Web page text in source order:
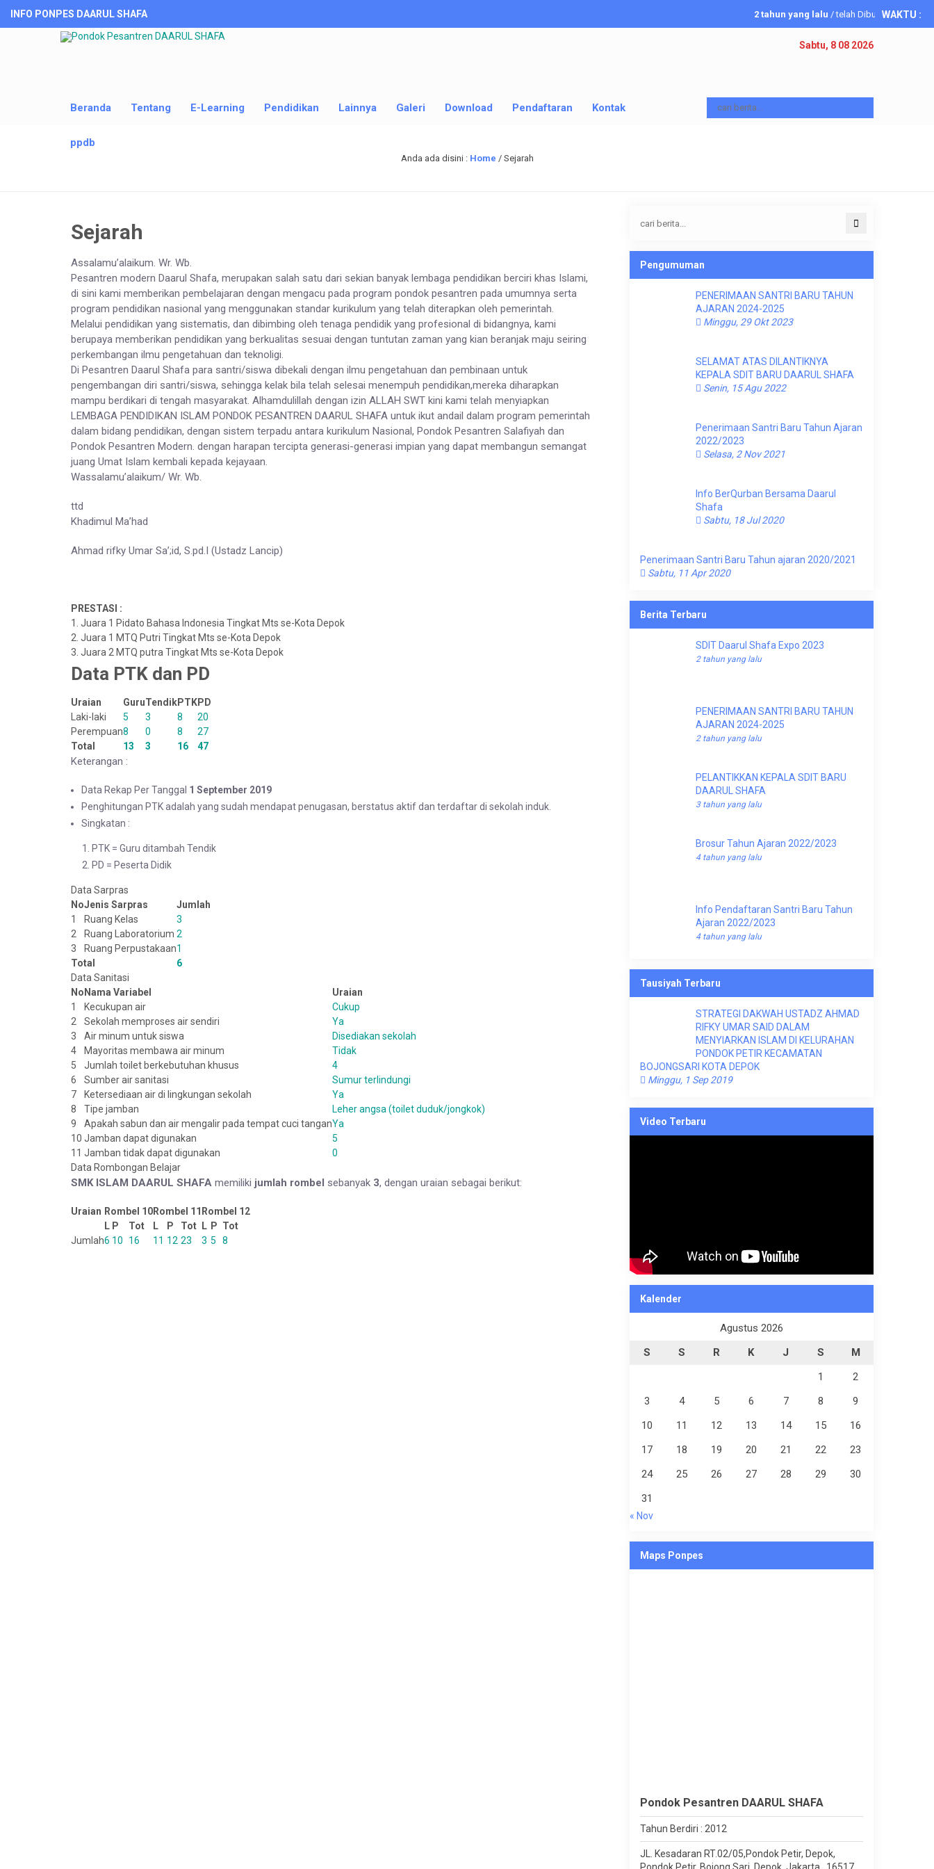
INFO PONPES DAARUL SHAFA 2 tahun yang lalu/ telah Dibuka Investasi Akhirat
WAKTU :
Sabtu, 8 08 2026
Beranda Tentang E-Learning Pendidikan Lainnya Galeri Download Pendaftaran Kontak
ppdb
Anda ada disini : Home / Sejarah
Sejarah
Assalamu’alaikum. Wr. Wb.
Pesantren modern Daarul Shafa, merupakan salah satu dari sekian banyak lembaga pendidikan berciri khas Islami,
di sini kami memberikan pembelajaran dengan mengacu pada program pondok pesantren pada umumnya serta
program pendidikan nasional yang menggunakan standar kurikulum yang telah diterapkan oleh pemerintah.
Melalui pendidikan yang sistematis, dan dibimbing oleh tenaga pendidik yang profesional di bidangnya, kami
berupaya memberikan pendidikan yang berkualitas sesuai dengan tuntutan zaman yang kian beranjak maju seiring
perkembangan ilmu pengetahuan dan teknoligi.
Di Pesantren Daarul Shafa para santri/siswa dibekali dengan ilmu pengetahuan dan pembinaan untuk
pengembangan diri santri/siswa, sehingga kelak bila telah selesai menempuh pendidikan,mereka diharapkan
mampu berdikari di tengah masyarakat. Alhamdulillah dengan izin ALLAH SWT kini kami telah menyiapkan
LEMBAGA PENDIDIKAN ISLAM PONDOK PESANTREN DAARUL SHAFA untuk ikut andail dalam program pemerintah
dalam bidang pendidikan, dengan sistem terpadu antara kurikulum Nasional, Pondok Pesantren Salafiyah dan
Pondok Pesantren Modern. dengan harapan tercipta generasi-generasi impian yang dapat membangun semangat
juang Umat Islam kembali kepada kejayaan.
Wassalamu’alaikum/ Wr. Wb.
ttd
Khadimul Ma’had
Ahmad rifky Umar Sa’;id, S.pd.I (Ustadz Lancip)
PRESTASI :
1. Juara 1 Pidato Bahasa Indonesia Tingkat Mts se-Kota Depok
2. Juara 1 MTQ Putri Tingkat Mts se-Kota Depok
3. Juara 2 MTQ putra Tingkat Mts se-Kota Depok
Data PTK dan PD
Uraian GuruTendikPTKPD
Laki-laki
5 3 8
20
Perempuan8 0 8
27
Total
13 3 16 47
Keterangan :
Data Rekap Per Tanggal 1 September 2019
Penghitungan PTK adalah yang sudah mendapat penugasan, berstatus aktif dan terdaftar di sekolah induk.
Singkatan :
PTK = Guru ditambah Tendik
PD = Peserta Didik
Data Sarpras
NoJenis Sarpras
Jumlah
1
Ruang Kelas
3
2
Ruang Laboratorium 2
3
Ruang Perpustakaan1
Total
6
Data Sanitasi
No Nama Variabel
Uraian
1
Kecukupan air
Cukup
2
Sekolah memproses air sendiri
Ya
3
Air minum untuk siswa
Disediakan sekolah
4
Mayoritas membawa air minum
Tidak
5
Jumlah toilet berkebutuhan khusus
4
6
Sumber air sanitasi
Sumur terlindungi
7
Ketersediaan air di lingkungan sekolah
Ya
8
Tipe jamban
Leher angsa (toilet duduk/jongkok)
9
Apakah sabun dan air mengalir pada tempat cuci tanganYa
10 Jamban dapat digunakan
5
11 Jamban tidak dapat digunakan
0
Data Rombongan Belajar
SMK ISLAM DAARUL SHAFA memiliki jumlah rombel sebanyak 3, dengan uraian sebagai berikut:
Uraian Rombel 10Rombel 11 Rombel 12
L P Tot L P Tot L P Tot
Jumlah6 10 16 11 12 23 3 5 8
Pengumuman
PENERIMAAN SANTRI BARU TAHUN
AJARAN 2024-2025
Minggu, 29 Okt 2023
SELAMAT ATAS DILANTIKNYA
KEPALA SDIT BARU DAARUL SHAFA
Senin, 15 Agu 2022
Penerimaan Santri Baru Tahun Ajaran
2022/2023
Selasa, 2 Nov 2021
Info BerQurban Bersama Daarul
Shafa
Sabtu, 18 Jul 2020
Penerimaan Santri Baru Tahun ajaran 2020/2021
Sabtu, 11 Apr 2020
Berita Terbaru
SDIT Daarul Shafa Expo 2023
2 tahun yang lalu
PENERIMAAN SANTRI BARU TAHUN
AJARAN 2024-2025
2 tahun yang lalu
PELANTIKKAN KEPALA SDIT BARU
DAARUL SHAFA
3 tahun yang lalu
Brosur Tahun Ajaran 2022/2023
4 tahun yang lalu
Info Pendaftaran Santri Baru Tahun
Ajaran 2022/2023
4 tahun yang lalu
Tausiyah Terbaru
STRATEGI DAKWAH USTADZ AHMAD
RIFKY UMAR SAID DALAM
MENYIARKAN ISLAM DI KELURAHAN
PONDOK PETIR KECAMATAN
BOJONGSARI KOTA DEPOK
Minggu, 1 Sep 2019
Video Terbaru
Kalender
Agustus 2026
S
S R K J S
M
1
2
3
4 5 6 7 8
9
10
11 12 13 14 15
16
17
18 19 20 21 22
23
24
25 26 27 28 29
30
31
« Nov
Maps Ponpes
Pondok Pesantren DAARUL SHAFA
Tahun Berdiri : 2012
JL. Kesadaran RT.02/05,Pondok Petir, Depok,